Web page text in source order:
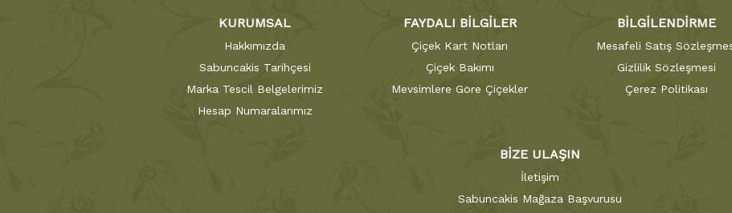
KURUMSAL
Hakkımızda
Sabuncakis Tarihçesi
Marka Tescil Belgelerimiz
Hesap Numaralarımız
FAYDALI BİLGİLER
Çiçek Kart Notları
Çiçek Bakımı
Mevsimlere Göre Çiçekler
BİLGİLENDİRME
Mesafeli Satış
Gizlilik Sözleşmesi
Çerez Politikası
BİZE ULAŞIN
İletişim
Sabuncakis Mağaza Başvurusu